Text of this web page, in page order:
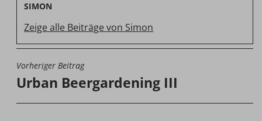
SIMON
Zeige alle Beiträge von Simon
BEITRAGSNAVIGATION
Vorheriger Beitrag
Urban Beergardening III